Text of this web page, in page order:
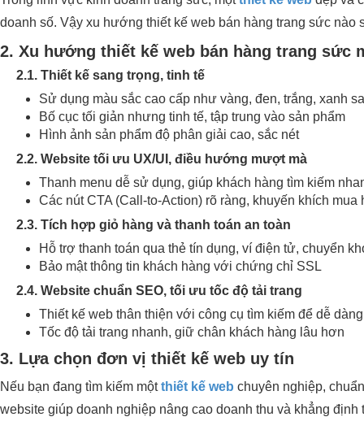
doanh số. Vậy xu hướng thiết kế web bán hàng trang sức nào
2. Xu hướng thiết kế web bán hàng trang sức
2.1. Thiết kế sang trọng, tinh tế
Sử dụng màu sắc cao cấp như vàng, đen, trắng, xanh
Bố cục tối giản nhưng tinh tế, tập trung vào sản phẩm
Hình ảnh sản phẩm độ phân giải cao, sắc nét
2.2. Website tối ưu UX/UI, điều hướng mượt mà
Thanh menu dễ sử dụng, giúp khách hàng tìm kiếm
Các nút CTA (Call-to-Action) rõ ràng, khuyến khích mua
2.3. Tích hợp giỏ hàng và thanh toán an toàn
Hỗ trợ thanh toán qua thẻ tín dụng, ví điện tử, chuyển
Bảo mật thông tin khách hàng với chứng chỉ SSL
2.4. Website chuẩn SEO, tối ưu tốc độ tải trang
Thiết kế web thân thiện với công cụ tìm kiếm để dễ
Tốc độ tải trang nhanh, giữ chân khách hàng lâu hơn
3. Lựa chọn đơn vị thiết kế web uy tín
Nếu bạn đang tìm kiếm mộtthiết kế web chuyên nghiệp,
website giúp doanh nghiệp nâng cao doanh thu và khẳng